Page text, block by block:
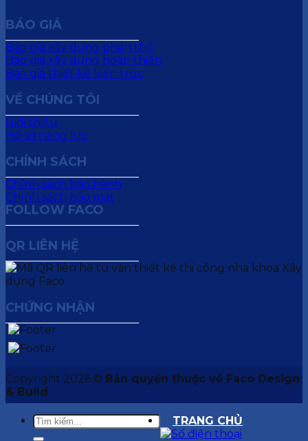
BÁO GIÁ
Báo giá xây dựng phần thô
Báo giá xây dựng hoàn thiện
Báo giá thiết kế kiến trúc
VỀ CHÚNG TÔI
Giới thiệu
Hồ sơ năng lực
CHÍNH SÁCH
Chính sách bảo hành
Chính sách bảo mật
FOLLOW FACO
QR LIÊN HỆ
CHỨNG NHẬN
Copyright 2026 © Bản quyền thuộc về Faco Design
& Build
TRANG CHỦ